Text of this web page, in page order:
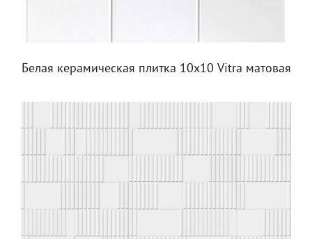
Белая керамическая плитка 10х10 Vitra матовая